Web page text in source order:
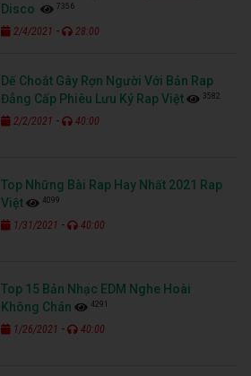
Disco
7356
2/4/2021 - 28:00
Dế Choắt Gây Rợn Người Với Bản Rap
Đẳng Cấp Phiêu Lưu Ký Rap Việt
3582
2/2/2021 - 40:00
Top Những Bài Rap Hay Nhất 2021 Rap
Việt
4099
1/31/2021 - 40:00
Top 15 Bản Nhạc EDM Nghe Hoài
Không Chán
4291
1/26/2021 - 40:00